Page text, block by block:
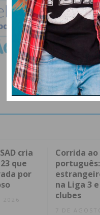
cria
que
por
Corrida
na Liga 3
clubes
7 DE